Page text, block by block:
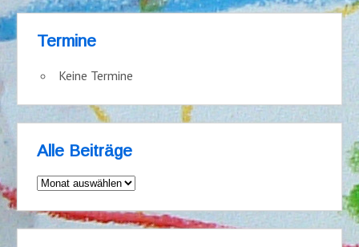
Termine
Keine Termine
Alle Beiträge
Alle
Beiträge